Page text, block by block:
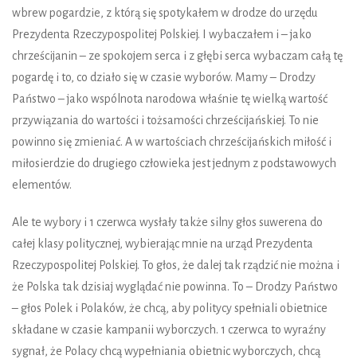
wbrew pogardzie, z którą się spotykałem w drodze do urzędu
Prezydenta Rzeczypospolitej Polskiej. I wybaczałem i – jako
chrześcijanin – ze spokojem serca i z głębi serca wybaczam całą tę
pogardę i to, co działo się w czasie wyborów. Mamy – Drodzy
Państwo – jako wspólnota narodowa właśnie tę wielką wartość
przywiązania do wartości i tożsamości chrześcijańskiej. To nie
powinno się zmieniać. A w wartościach chrześcijańskich miłość i
miłosierdzie do drugiego człowieka jest jednym z podstawowych
elementów.
Ale te wybory i 1 czerwca wysłały także silny głos suwerena do
całej klasy politycznej, wybierając mnie na urząd Prezydenta
Rzeczypospolitej Polskiej. To głos, że dalej tak rządzić nie można i
że Polska tak dzisiaj wyglądać nie powinna. To – Drodzy Państwo
– głos Polek i Polaków, że chcą, aby politycy spełniali obietnice
składane w czasie kampanii wyborczych. 1 czerwca to wyraźny
sygnał, że Polacy chcą wypełniania obietnic wyborczych, chcą